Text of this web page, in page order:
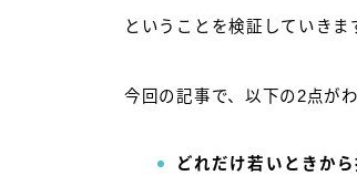
ということを検証していきま
今回の記事で、以下の2点がわ
どれだけ若いときか